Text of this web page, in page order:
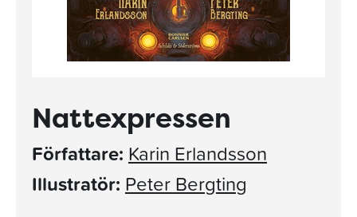
Nattexpressen
Författare: Karin Erlandsson
Illustratör: Peter Bergting